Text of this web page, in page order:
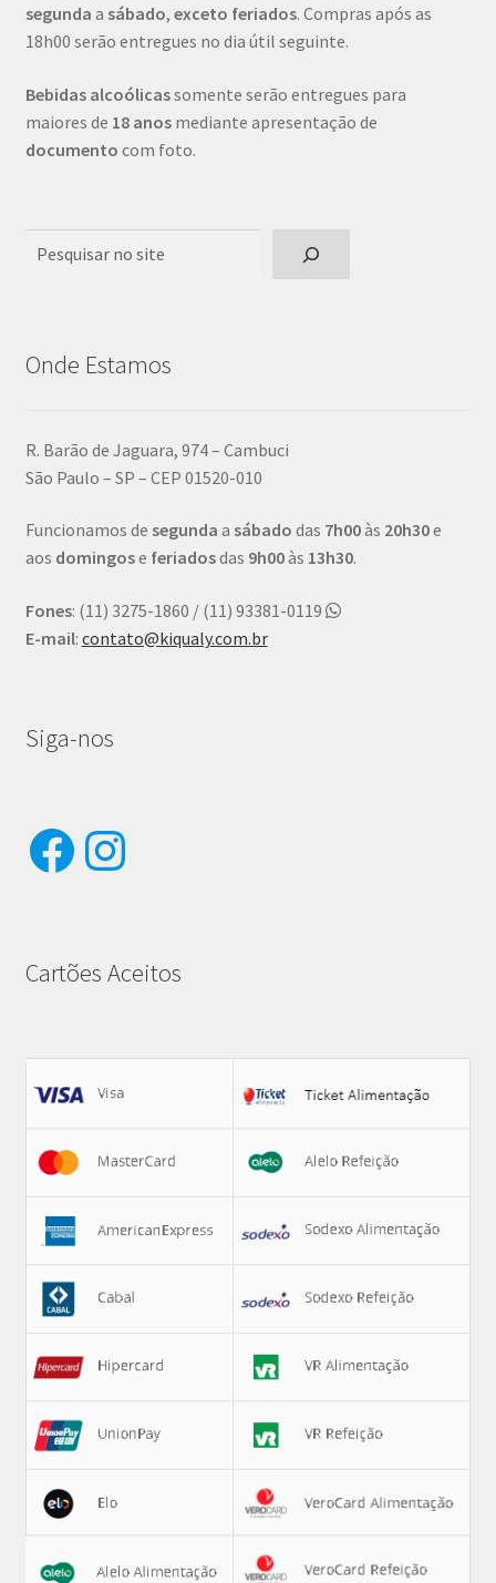
segunda a sábado, exceto feriados. Compras após as
18h00 serão entregues no dia útil seguinte.
Bebidas alcoólicassomente serão entregues para
maiores de 18 anosmediante apresentação de
documento com foto.
Onde Estamos
R. Barão de Jaguara, 974 – Cambuci
São Paulo – SP – CEP 01520-010
Funcionamos de segunda a sábado das 7h00às 20h30e
aos domingose feriadosdas 9h00às 13h30.
Fones: (11) 3275-1860 / (11) 93381-0119
E-mail: contato@kiqualy.com.br
Siga-nos
Facebook
Instagram
Cartões Aceitos